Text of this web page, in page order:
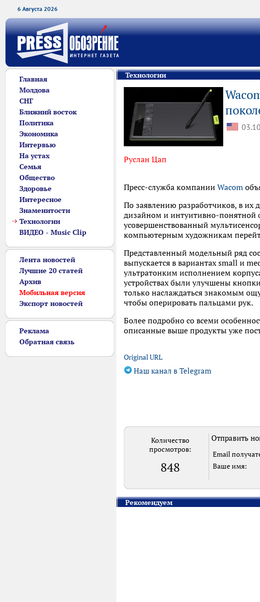
6 Августа 2026
Главная
Молдова
СНГ
Ближний восток
Политика
Экономика
Интервью
На устах
Семья
Общество
Здоровье
Интересное
Знаменитости
Технологии
ВИДЕО - Music Clip
Лента новостей
Лучшие 20 статей
Архив
Мобильная версия
Экспорт новостей
Реклама
Обратная связь
Технологии
Руслан Цап
Пресс-служба компании Wacom
По заявлению разработчиков, в их
дизайном и интуитивно-понятной
усовершенствованный
компьютерным художникам
Представленный модельный ряд
выпускается в вариантах small и
ультратонким исполнением
устройствах были улучшены
только наслаждаться знакомым
чтобы оперировать пальцами рук.
Более подробно со всеми
описанные выше продукты уже
Original URL
Наш канал в Telegram
Количество
просмотров:
848
Отправить
Email
Ваше имя:
Рекомендуем